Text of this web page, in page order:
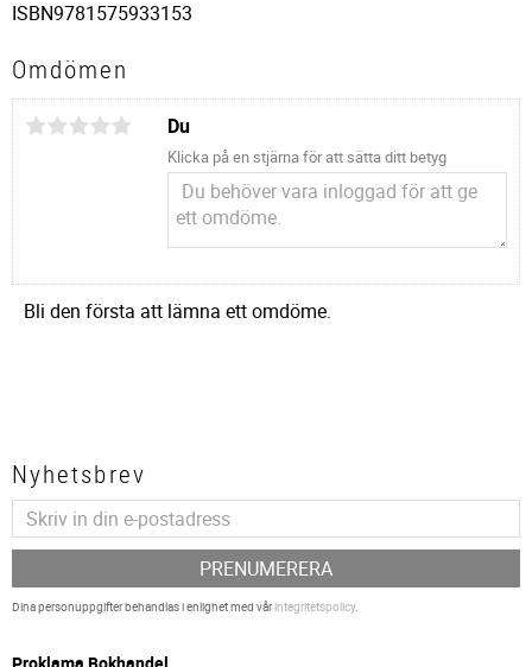
ISBN9781575933153
Omdömen
Du
Klicka på en stjärna för att sätta ditt betyg
Bli den första att lämna ett omdöme.
Nyhetsbrev
PRENUMERERA
Dina personuppgifter behandlas i enlighet med vårintegritetspolicy.